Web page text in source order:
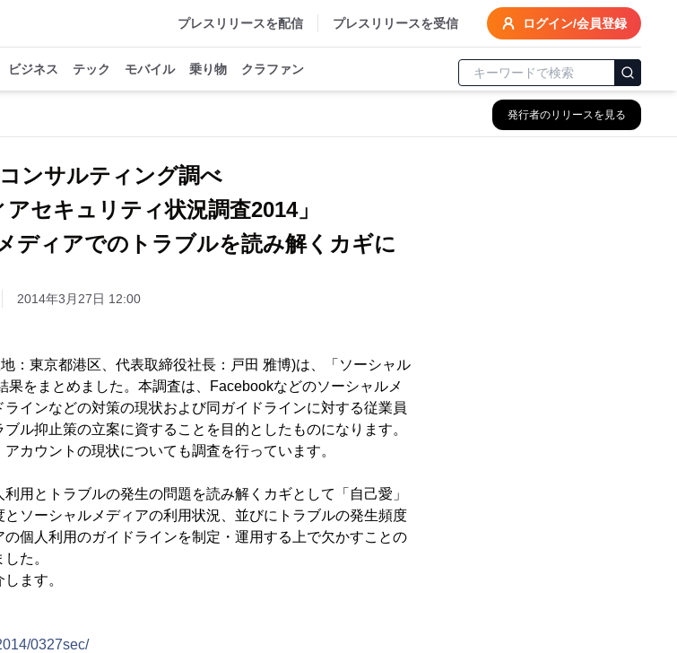
プレスリリースを配信 プレスリリースを受信 ログイン/会員登録
ビジネス テック モバイル 乗り物 クラファン
発行者のリリースを見る
ンサルティング調べ
アセキュリティ状況調査2014」
ディアでのトラブルを読み解くカギに
2014年3月27日 12:00
：東京都港区、代表取締役社長：戸田 雅博)は、「ソーシャル
果をまとめました。本調査は、Facebookなどのソーシャルメ
インなどの対策の現状および同ガイドラインに対する従業員
ル抑止策の立案に資することを目的としたものになります。
カウントの現状についても調査を行っています。
用とトラブルの発生の問題を読み解くカギとして「自己愛」
ソーシャルメディアの利用状況、並びにトラブルの発生頻度
個人利用のガイドラインを制定・運用する上で欠かすことの
た。
ます。
0327sec/